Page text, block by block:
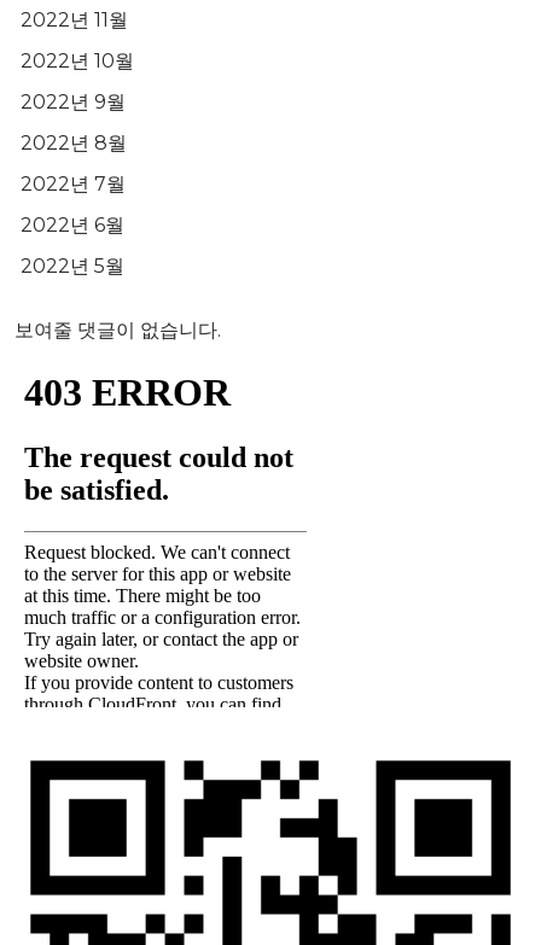
2022년 11월
2022년 10월
2022년 9월
2022년 8월
2022년 7월
2022년 6월
2022년 5월
보여줄 댓글이 없습니다.